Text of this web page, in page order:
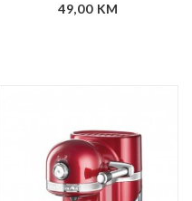
49,00 KM